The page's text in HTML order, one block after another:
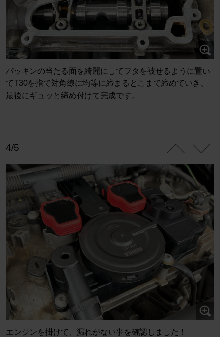
パッキンの当たる面を綺麗にしてフタを被せるように置い
てT30を指で対角線に均等に締まるとこまで締めていき、
最後にギュッと締め付けて完成です。
4/5
エンジンを掛けて、漏れがない事を確認しました！